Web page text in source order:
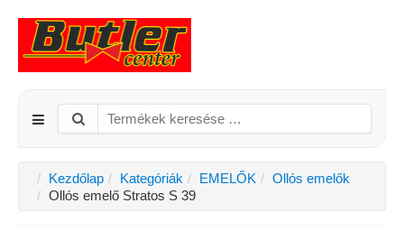
Kezdőlap Kategóriák EMELŐK
Ollós emelők
Ollós emelő Stratos S 39